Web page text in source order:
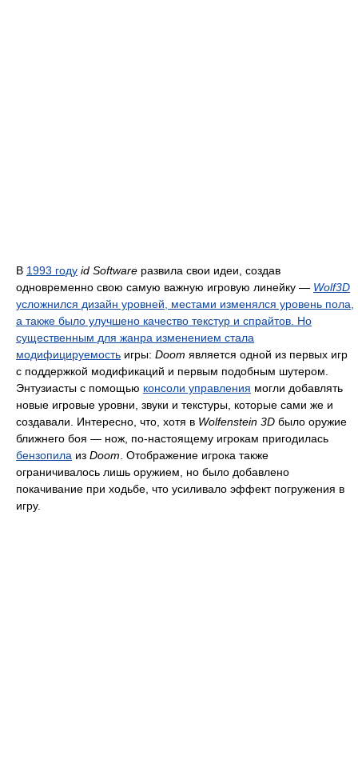
В 1993 году id Software развила свои идеи, создав
одновременно свою самую важную игровую линейку — Wolf3D
усложнился дизайн уровней, местами изменялся уровень пола,
а также было улучшено качество текстур и спрайтов. Но
существенным для жанра изменением стала
модифицируемость игры: Doom является одной из первых игр
с поддержкой модификаций и первым подобным шутером.
Энтузиасты с помощью консоли управления могли добавлять
новые игровые уровни, звуки и текстуры, которые сами же и
создавали. Интересно, что, хотя в Wolfenstein 3D было оружие
ближнего боя — нож, по-настоящему игрокам пригодилась
бензопила из Doom. Отображение игрока также
ограничивалось лишь оружием, но было добавлено
покачивание при ходьбе, что усиливало эффект погружения в
игру.